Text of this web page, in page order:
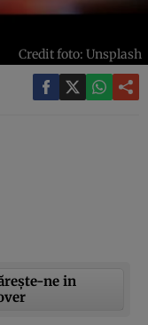
Credit foto: Unsplash
ne in